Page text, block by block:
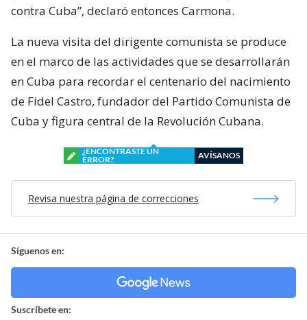
contra Cuba”, declaró entonces Carmona.
La nueva visita del dirigente comunista se produce
en el marco de las actividades que se desarrollarán
en Cuba para recordar el centenario del nacimiento
de Fidel Castro, fundador del Partido Comunista de
Cuba y figura central de la Revolución Cubana.
¿ENCONTRASTE UN
ERROR?
AVÍSANOS
Revisa nuestra página de correcciones
Síguenos en:
Suscríbete en: